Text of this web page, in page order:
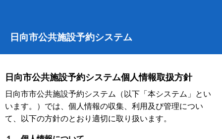
日向市公共施設予約システム
日向市公共施設予約システム個人情報取扱方針
日向市市公共施設予約システム（以下「本システム」とい
います。）では、個人情報の収集、利用及び管理につい
て、以下の方針のとおり適切に取り扱います。